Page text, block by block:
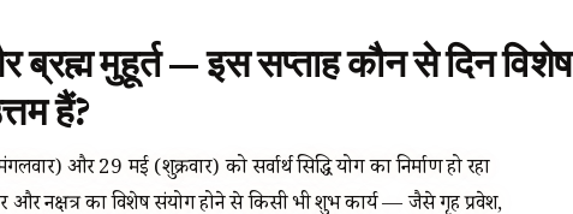
ब्रह्म मुहूर्त — इस सप्ताह कौन से दिन विशेष
हैं?
और 29 मई (शुक्रवार) को सर्वार्थ सिद्धि योग का निर्माण हो रहा
और नक्षत्र का विशेष संयोग होने से किसी भी शुभ कार्य — जैसे गृह प्रवेश,